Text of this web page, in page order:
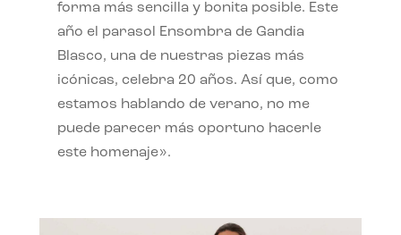
forma más sencilla y bonita posible. Este
año el parasol Ensombra de Gandia
Blasco, una de nuestras piezas más
icónicas, celebra 20 años. Así que, como
estamos hablando de verano, no me
puede parecer más oportuno hacerle
este homenaje».